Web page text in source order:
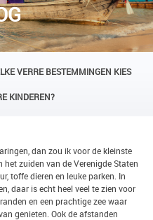
VERRE BESTEMMINGEN KIES
KINDEREN?
dan zou ik voor de kleinste
het zuiden van de Verenigde Staten
toffe dieren en leuke parken. In
daar is echt heel veel te zien voor
en een prachtige zee waar
genieten. Ook de afstanden